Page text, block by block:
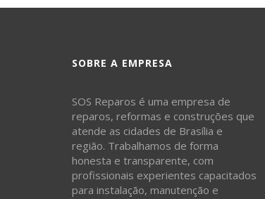
SOBRE A EMPRESA
SOS Reparos é uma empresa de
reparos, reformas e construções que
atende as cidades de Brasília e
região. Trabalhamos de forma
honesta e transparente, com
profissionais experientes capacitados
para instalação, manutenção e